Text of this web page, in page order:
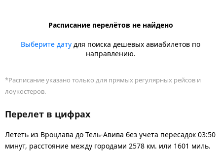
Расписание перелётов не найдено
Выберите дату для поиска дешевых авиабилетов по
направлению.
*Расписание указано только для прямых регулярных рейсов и
лоукостеров.
Перелет в цифрах
Лететь из Вроцлава до Тель-Авива без учета пересадок 03:50
минут, расстояние между городами 2578 км. или 1601 миль.